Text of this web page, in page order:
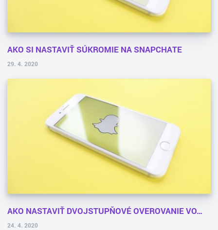
AKO SI NASTAVIŤ SÚKROMIE NA SNAPCHATE
29. 4. 2020
AKO NASTAVIŤ DVOJSTUPŇOVÉ OVEROVANIE VO…
24. 4. 2020